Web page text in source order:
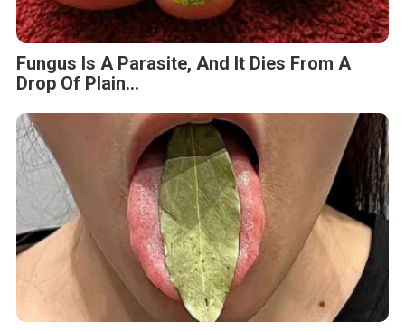
Fungus Is A Parasite, And It Dies From A
Drop Of Plain...